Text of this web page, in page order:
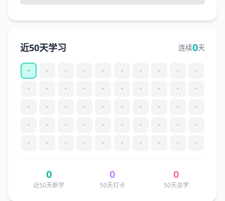
近50天学习 连续0天
- - - - - - - - - -
- - - - - - - - - -
- - - - - - - - - -
- - - - - - - - - -
- - - - - - - - - -
0
近50天新学
0
50天打卡
0
50天总学